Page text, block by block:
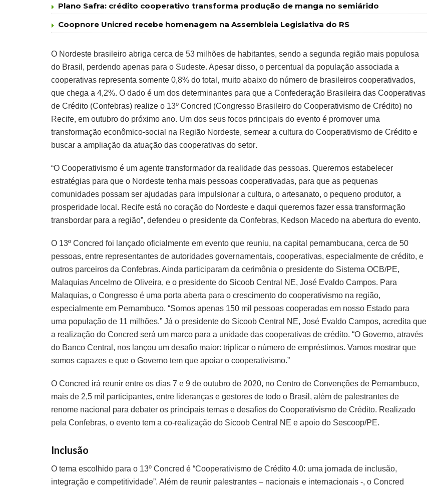
Plano Safra: crédito cooperativo transforma produção de manga no semiárido
Coopnore Unicred recebe homenagem na Assembleia Legislativa do RS
O Nordeste brasileiro abriga cerca de 53 milhões de habitantes, sendo a segunda região mais populosa
do Brasil, perdendo apenas para o Sudeste. Apesar disso, o percentual da população associada a
cooperativas representa somente 0,8% do total, muito abaixo do número de brasileiros cooperativados,
que chega a 4,2%. O dado é um dos determinantes para que a Confederação Brasileira das Cooperativas
de Crédito (Confebras) realize o 13º Concred (Congresso Brasileiro do Cooperativismo de Crédito) no
Recife, em outubro do próximo ano. Um dos seus focos principais do evento é promover uma
transformação econômico-social na Região Nordeste, semear a cultura do Cooperativismo de Crédito e
buscar a ampliação da atuação das cooperativas do setor.
“O Cooperativismo é um agente transformador da realidade das pessoas. Queremos estabelecer
estratégias para que o Nordeste tenha mais pessoas cooperativadas, para que as pequenas
comunidades possam ser ajudadas para impulsionar a cultura, o artesanato, o pequeno produtor, a
prosperidade local. Recife está no coração do Nordeste e daqui queremos fazer essa transformação
transbordar para a região”, defendeu o presidente da Confebras, Kedson Macedo na abertura do evento.
O 13º Concred foi lançado oficialmente em evento que reuniu, na capital pernambucana, cerca de 50
pessoas, entre representantes de autoridades governamentais, cooperativas, especialmente de crédito, e
outros parceiros da Confebras. Ainda participaram da cerimônia o presidente do Sistema OCB/PE,
Malaquias Ancelmo de Oliveira, e o presidente do Sicoob Central NE, José Evaldo Campos. Para
Malaquias, o Congresso é uma porta aberta para o crescimento do cooperativismo na região,
especialmente em Pernambuco. “Somos apenas 150 mil pessoas cooperadas em nosso Estado para
uma população de 11 milhões.” Já o presidente do Sicoob Central NE, José Evaldo Campos, acredita que
a realização do Concred será um marco para a unidade das cooperativas de crédito. “O Governo, através
do Banco Central, nos lançou um desafio maior: triplicar o número de empréstimos. Vamos mostrar que
somos capazes e que o Governo tem que apoiar o cooperativismo.”
O Concred irá reunir entre os dias 7 e 9 de outubro de 2020, no Centro de Convenções de Pernambuco,
mais de 2,5 mil participantes, entre lideranças e gestores de todo o Brasil, além de palestrantes de
renome nacional para debater os principais temas e desafios do Cooperativismo de Crédito. Realizado
pela Confebras, o evento tem a co-realização do Sicoob Central NE e apoio do Sescoop/PE.
Inclusão
O tema escolhido para o 13º Concred é “Cooperativismo de Crédito 4.0: uma jornada de inclusão,
integração e competitividade”. Além de reunir palestrantes – nacionais e internacionais -, o Concred